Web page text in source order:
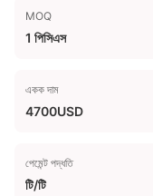
MOQ
1 পিসিএস
একক দাম
4700USD
পেমেন্ট পদ্ধতি
টি/টি